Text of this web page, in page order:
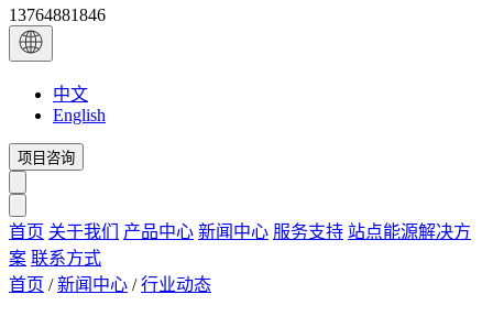
13764881846
中文
English
项目咨询
首页 关于我们 产品中心 新闻中心 服务支持 站点能源解决方
案 联系方式
首页 / 新闻中心 / 行业动态